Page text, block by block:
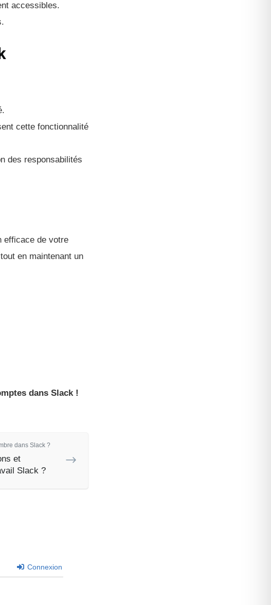
accessibles.
cette fonctionnalité
des responsabilités
efficace de votre
en maintenant un
dans Slack !
dans Slack ?
et
Slack ?
Connexion